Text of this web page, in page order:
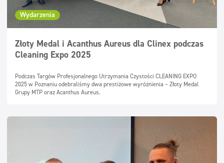
Wydarzenia
Złoty Medal i Acanthus Aureus dla Clinex podczas
Cleaning Expo 2025
Podczas Targów Profesjonalnego Utrzymania Czystości CLEANING EXPO
2025 w Poznaniu odebraliśmy dwa prestiżowe wyróżnienia – Złoty Medal
Grupy MTP oraz Acanthus Aureus.